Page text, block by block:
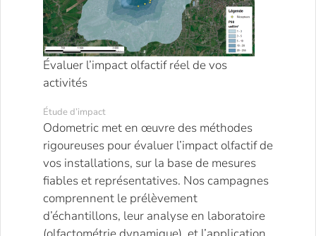
Évaluer l’impact olfactif réel de vos
activités
Étude d’impact
Odometric met en œuvre des méthodes
rigoureuses pour évaluer l’impact olfactif de
vos installations, sur la base de mesures
fiables et représentatives. Nos campagnes
comprennent le prélèvement
d’échantillons, leur analyse en laboratoire